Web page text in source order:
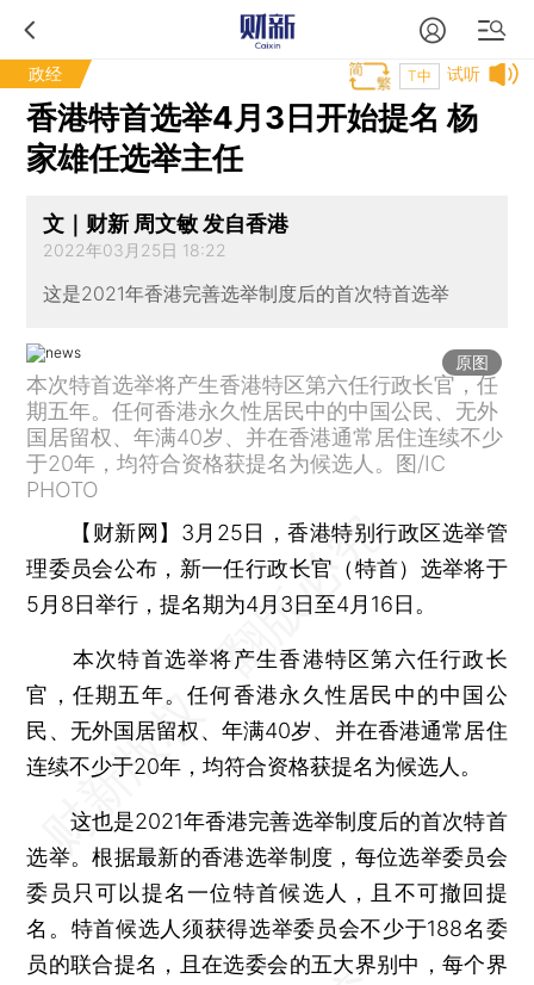
政经 试听
T中
香港特首选举4月3日开始提名 杨
家雄任选举主任
文｜财新 周文敏 发自香港
2022年03月25日 18:22
这是2021年香港完善选举制度后的首次特首选举
原图
本次特首选举将产生香港特区第六任行政长官，任
期五年。任何香港永久性居民中的中国公民、无外
国居留权、年满40岁、并在香港通常居住连续不少
于20年，均符合资格获提名为候选人。图/IC
PHOTO
【财新网】 3月25日，香港特别行政区选举管
理委员会公布，新一任行政长官（特首）选举将于
5月8日举行，提名期为4月3日至4月16日。
本次特首选举将产生香港特区第六任行政长
官，任期五年。任何香港永久性居民中的中国公
民、无外国居留权、年满40岁、并在香港通常居住
连续不少于20年，均符合资格获提名为候选人。
这也是2021年香港完善选举制度后的首次特首
选举。根据最新的香港选举制度，每位选举委员会
委员只可以提名一位特首候选人，且不可撤回提
名。特首候选人须获得选举委员会不少于188名委
员的联合提名，且在选委会的五大界别中，每个界